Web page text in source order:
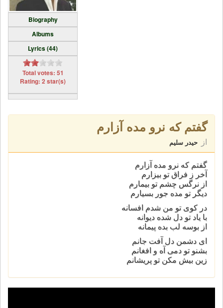
Biography
Albums
Lyrics (44)
Total votes: 51
Rating: 2 star(s)
گفتم که نرو مده آزارم
از حیدر سلیم
گفتم که نرو مده آزارم
آخر ز فراق تو بیزارم
از نرگس چشم تو بیمارم
دیگر تو مده جور بسیارم
در کوی تو من شدم افسانه
با یاد تو دل شده دیوانه
از بوسه لب بده پیمانه
ای دشمن دل آفت جانم
بشنو تو دمی آه و افغانم
زین بیش مکن تو پریشانم